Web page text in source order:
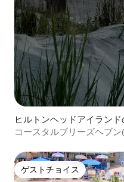
ヒルトンヘッドアイラン
ート
コースタルブリーズヘブン
ゲストチョイス
ゲストチョイス